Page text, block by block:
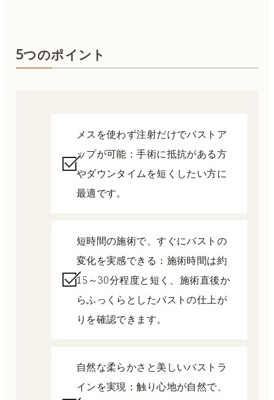
5つのポイント
メスを使わず注射だけでバストア
ップが可能：手術に抵抗がある方
やダウンタイムを短くしたい方に
最適です。
短時間の施術で、すぐにバストの
変化を実感できる：施術時間は約
15～30分程度と短く、施術直後か
らふっくらとしたバストの仕上が
りを確認できます。
自然な柔らかさと美しいバストラ
インを実現：触り心地が自然で、